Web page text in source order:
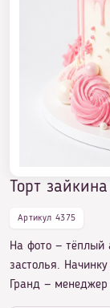
Торт
Артикул 4375
На фото — тёплый
застолья.
Гранд — менеджер